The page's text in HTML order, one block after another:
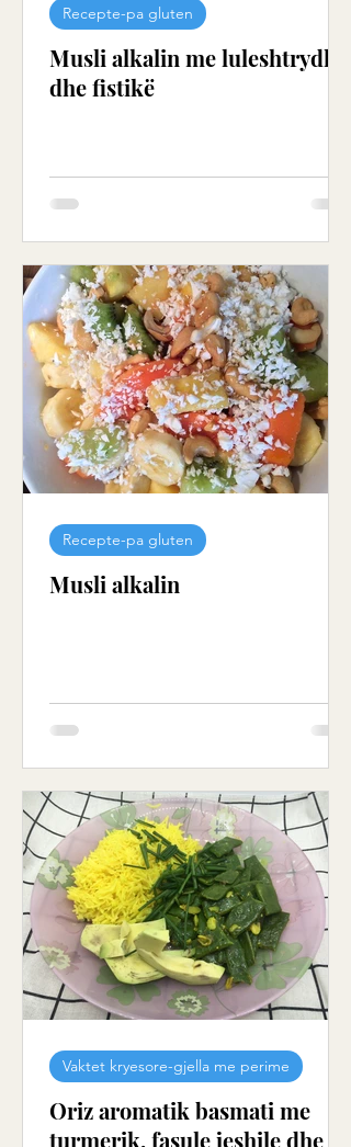
Musli alkalin me luleshtrydhe
dhe fistikë
Recepte-pa gluten
Musli alkalin
Recepte-pa gluten
Oriz aromatik basmati me
turmerik, fasule jeshile dhe
Vaktet kryesore-gjella me perime